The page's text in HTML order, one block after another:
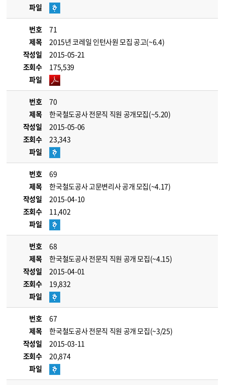
파일
번호
71
제목
2015년 코레일 인턴사원 모집 공고(~6.4)
작성일
2015-05-21
조회수
175,539
파일
번호
70
제목
한국철도공사 전문직 직원 공개모집(~5.20)
작성일
2015-05-06
조회수
23,343
파일
번호
69
제목
한국철도공사 고문변리사 공개 모집(~4.17)
작성일
2015-04-10
조회수
11,402
파일
번호
68
제목
한국철도공사 전문직 직원 공개 모집(~4.15)
작성일
2015-04-01
조회수
19,832
파일
번호
67
제목
한국철도공사 전문직 직원 공개 모집(~3/25)
작성일
2015-03-11
조회수
20,874
파일